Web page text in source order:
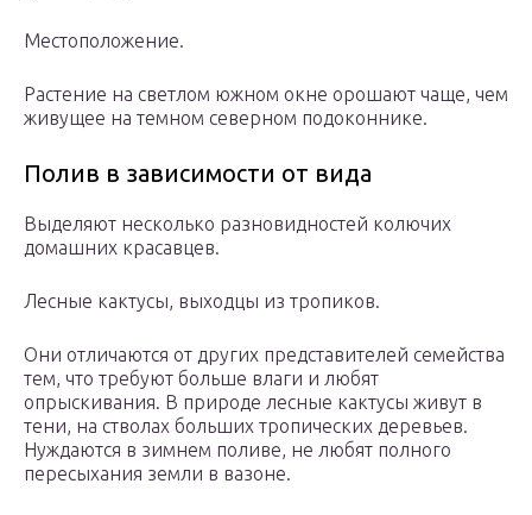
Местоположение.
Растение на светлом южном окне орошают чаще, чем
живущее на темном северном подоконнике.
Полив в зависимости от вида
Выделяют несколько разновидностей колючих
домашних красавцев.
Лесные кактусы, выходцы из тропиков.
Они отличаются от других представителей семейства
тем, что требуют больше влаги и любят
опрыскивания. В природе лесные кактусы живут в
тени, на стволах больших тропических деревьев.
Нуждаются в зимнем поливе, не любят полного
пересыхания земли в вазоне.